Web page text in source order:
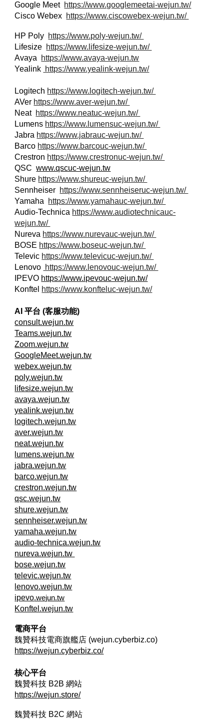
Google Meet https://www.googlemeetai-wejun.tw/
Cisco Webex https://www.ciscowebex-wejun.tw/
HP Poly https://www.poly-wejun.tw/
Lifesize https://www.lifesize-wejun.tw/
Avaya https://www.avaya-wejun.tw
Yealink https://www.yealink-wejun.tw/
Logitech https://www.logitech-wejun.tw/
AVer https://www.aver-wejun.tw/
Neat https://www.neatuc-wejun.tw/
Lumens https://www.lumensuc-wejun.tw/
Jabra https://www.jabrauc-wejun.tw/
Barco https://www.barcouc-wejun.tw/
Crestron https://www.crestronuc-wejun.tw/
QSCwww.qscuc-wejun.tw
Shure https://www.shureuc-wejun.tw/
Sennheiser https://www.sennheiseruc-wejun.tw/
Yamaha https://www.yamahauc-wejun.tw/
Audio-Technica https://www.audiotechnicauc-
wejun.tw/
Nureva https://www.nurevauc-wejun.tw/
BOSE https://www.boseuc-wejun.tw/
Televic https://www.televicuc-wejun.tw/
Lenovo https://www.lenovouc-wejun.tw/
IPEVO https://www.ipevouc-wejun.tw/
Konftel https://www.konfteluc-wejun.tw/
AI 平台 (客服功能)
consult.wejun.tw
Teams.wejun.tw
Zoom.wejun.tw
GoogleMeet.wejun.tw
webex.wejun.tw
poly.wejun.tw
lifesize.wejun.tw
avaya.wejun.tw
yealink.wejun.tw
logitech.wejun.tw
aver.wejun.tw
neat.wejun.tw
lumens.wejun.tw
jabra.wejun.tw
barco.wejun.tw
crestron.wejun.tw
qsc.wejun.tw
shure.wejun.tw
sennheiser.wejun.tw
yamaha.wejun.tw
audio-technica.wejun.tw
nureva.wejun.tw
bose.wejun.tw
televic.wejun.tw
lenovo.wejun.tw
ipevo.wejun.tw
Konftel.wejun.tw
電商平台
魏贊科技電商旗艦店 (wejun.cyberbiz.co)
https://wejun.cyberbiz.co/
核心平台
魏贊科技 B2B網站
https://wejun.store/
魏贊科技 B2C網站